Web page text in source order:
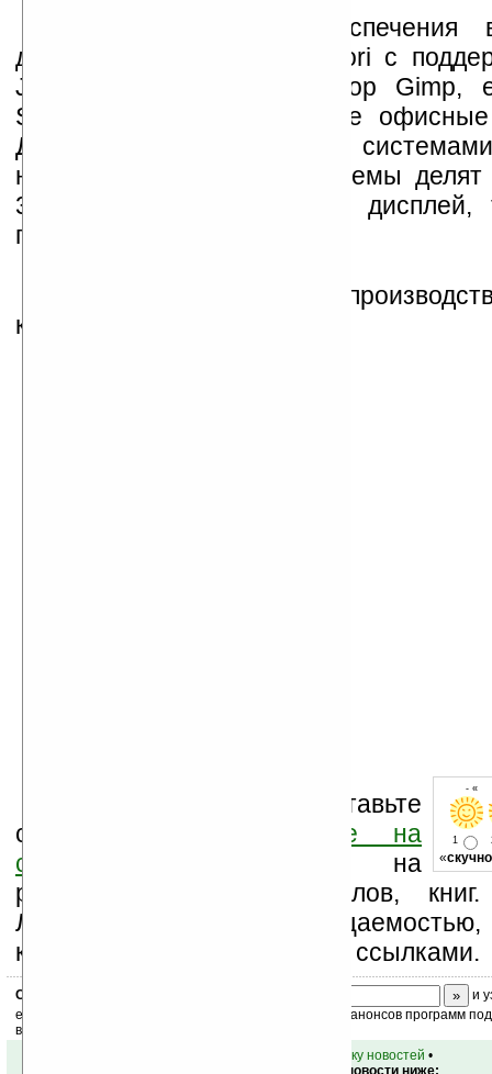
Из программного
доступны веб-браузер Midori с
Java, графический редактор Gimp,
Skype, календарь и другие
Для переключения между
нажать Alt + Tab. Две системы
320ГБ HDD, 16-дюймовый дисплей,
порта, HDMI-выход.
CUPP планирует начать
конце сентября.
- «
1
«скучно
Оцените новость и оставьте
свой комментарий
ниже на
странице
на
рассылку новостей, файлов,
Ладошки своей
коммерческой информации, ссылками.
Скоро
и
ежедневный или еженедельный дайджест новостей, анонсов программ
ваш почтовый ящик.
вернуться к списку новостей •
Обсуждение этой новости ниже: